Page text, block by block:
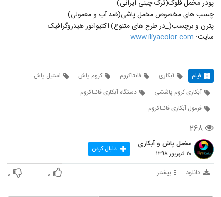
پودر مخمل-فلوک(ترک-چینی-ایرانی)
چسب های مخصوص مخمل پاشی(ضد آب و معمولی)
پترن و برچسب(_در طرح های متنوع)-اکتیواتور هیدروگرافیک.
سایت: www.iliyacolor.com
فیلم آبکاری فانتاکروم کروم پاش
استیل پاش
آبکاری کروم پاششی
دستگاه آبکاری فانتاکروم
فرمول آبکاری فانتاکروم
۲۶۸
مخمل پاش و آبکاری
۲۰ شهریور ۱۳۹۸ دنبال کردن
دانلود بیشتر ۰ ۰